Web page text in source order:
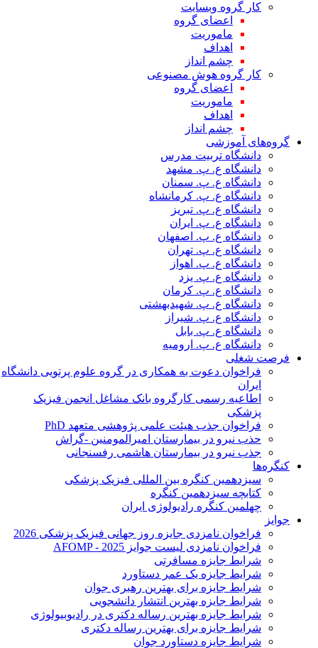
کار گروه وبسایت
اعضای گروه
ماموریت
اهداف
چشم انداز
کار گروه هوش مصنوعی
اعضای گروه
ماموریت
اهداف
چشم انداز
گروه‌های آموزشی
دانشگاه تربیت مدرس
دانشگاه ع. پ. مشهد
دانشگاه ع. پ. سمنان
دانشگاه ع. پ. کرمانشاه
دانشگاه ع. پ. تبریز
دانشگاه ع. پ. ایران
دانشگاه ع. پ. اصفهان
دانشگاه ع. پ. تهران
دانشگاه ع. پ. اهواز
دانشگاه ع. پ. یزد
دانشگاه ع. پ. کرمان
دانشگاه ع. پ. شهید‌بهشتی
دانشگاه ع. پ. شیراز
دانشگاه ع. پ. بابل
دانشگاه ع. پ. ارومیه
فرصت شغلی
فراخوان دعوت به همکاری در گروه علوم پرتویی دانشگاه
ایران
اطاعیه رسمی کارگروه بانک مشاغل انجمن فیزیک
پزشکی
فراخوان جذب هیئت علمی پژوهشی متعهد PhD
حذب نیرو در بیمارستان امیرالمومنین -گراش
جذب نیرو در بیمارستان هاشمی رفسنجانی
کنگره‌ها
سیزدهمین کنگره بین المللی فیزیک پزشکی
کتابچه سیزدهمین کنگره
چهلمین کنگره رادیولوژی ایران
جوایز
فراخوان نامزدی جایزه روز جهانی فیزیک پزشکی 2026
فراخوان نامزدی لیست جوایز AFOMP - 2025
شرایط جایزه مسافرتی
شرایط جایزه یک عمر دستاورد
شرایط جایزه برای بهترین رهبری جوان
شرایط جایزه بهترین انتشار دانشجویی
شرایط جایزه بهترین رساله دکتری در رادیوبیولوژی
شرایط جایزه برای بهترین رساله دکتری
شرایط جایزه دستاورد جوان